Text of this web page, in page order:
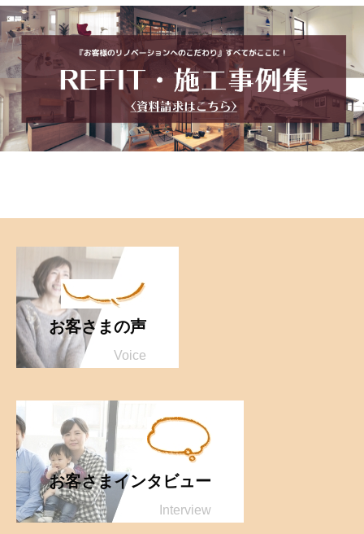
お客さまの声
Voice
お客さまインタビュー
Interview